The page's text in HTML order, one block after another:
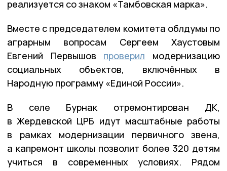
реализуется со знаком «Тамбовская марка».
Вместе с председателем комитета облдумы по
аграрным вопросам Сергеем Хаустовым
Евгений Первышов проверил модернизацию
социальных объектов, включённых в
Народную программу «Единой России».
В селе Бурнак отремонтирован ДК,
в Жердевской ЦРБ идут масштабные работы
в рамках модернизации первичного звена,
а капремонт школы позволит более 320 детям
учиться в современных условиях. Рядом